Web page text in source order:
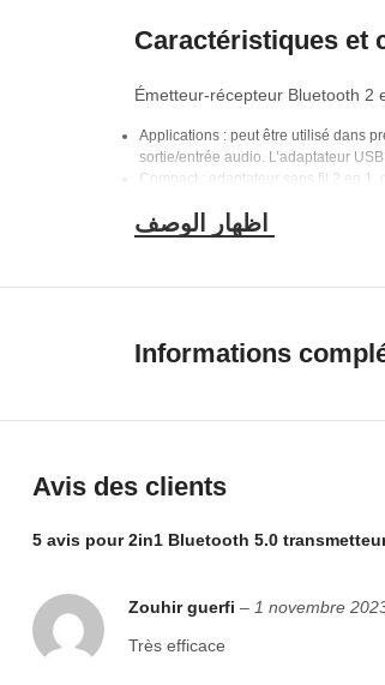
Caractéristiques et
Émetteur-récepteur Bluetooth 2
Applications : peut être utilisé dans
sortie/entrée audio. L’adaptateur
Compact : adaptateur sans fil 2 en 1,
Modes : lorsque la lumière est bleue,
Faible délai et stéréo HIFI : faible
Technologie Bluetooth 5.0 : garantit
Informations
Avis des clients
5 avis pour2in1 Bluetooth 5.0
Zouhir guerfi – 1 novembre
Très efficace